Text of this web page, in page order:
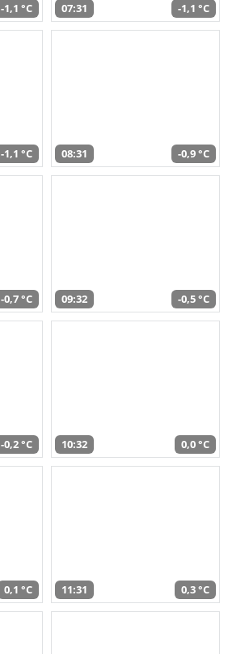
-1,1 °C 07:31 -1,1 °C
-1,1 °C 08:31 -0,9 °C
-0,7 °C 09:32 -0,5 °C
-0,2 °C 10:32 0,0 °C
0,1 °C 11:31 0,3 °C